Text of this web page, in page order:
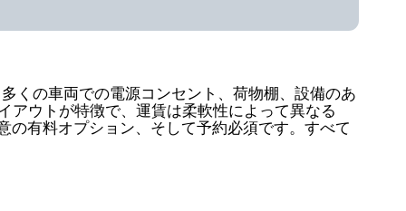
くの車両での電源コンセント、荷物棚、設備のあ
アウトが特徴で、運賃は柔軟性によって異なる
の有料オプション、そして予約必須です。すべて